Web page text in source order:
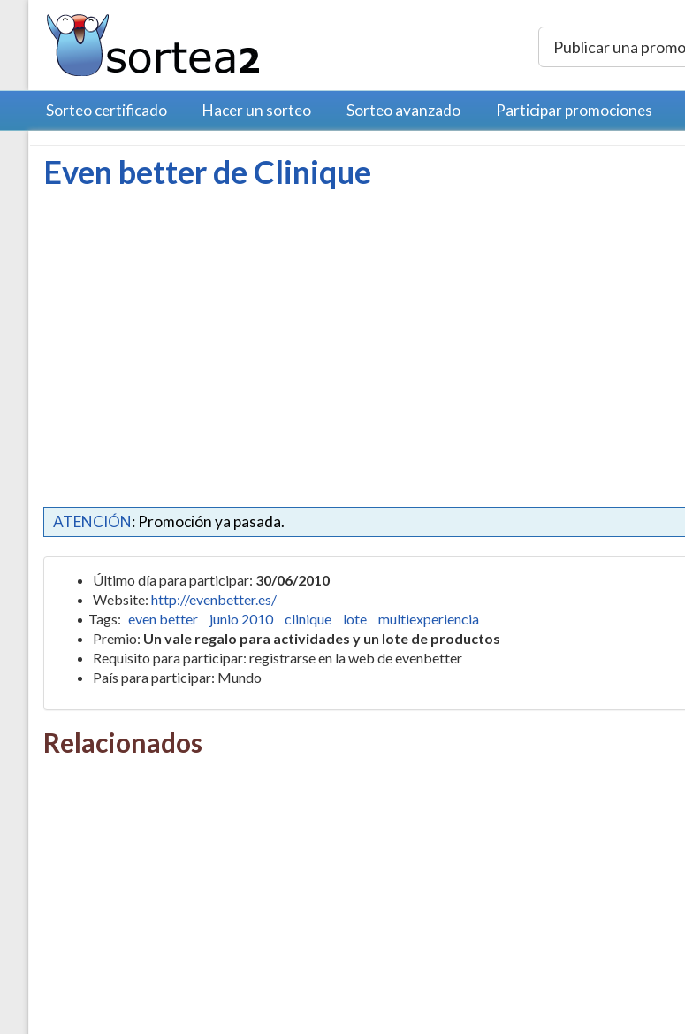
Publicar una
Sorteo certificado Hacer un sorteo Sorteo avanzado Participar promociones
Even better de Clinique
ATENCIÓN: Promoción ya pasada.
Último día para participar: 30/06/2010
Website: http://evenbetter.es/
Tags: even better junio 2010 clinique lote
multiexperiencia
Premio: Un vale regalo para actividades y un lote de productos
Requisito para participar: registrarse en la web de evenbetter
País para participar: Mundo
Relacionados